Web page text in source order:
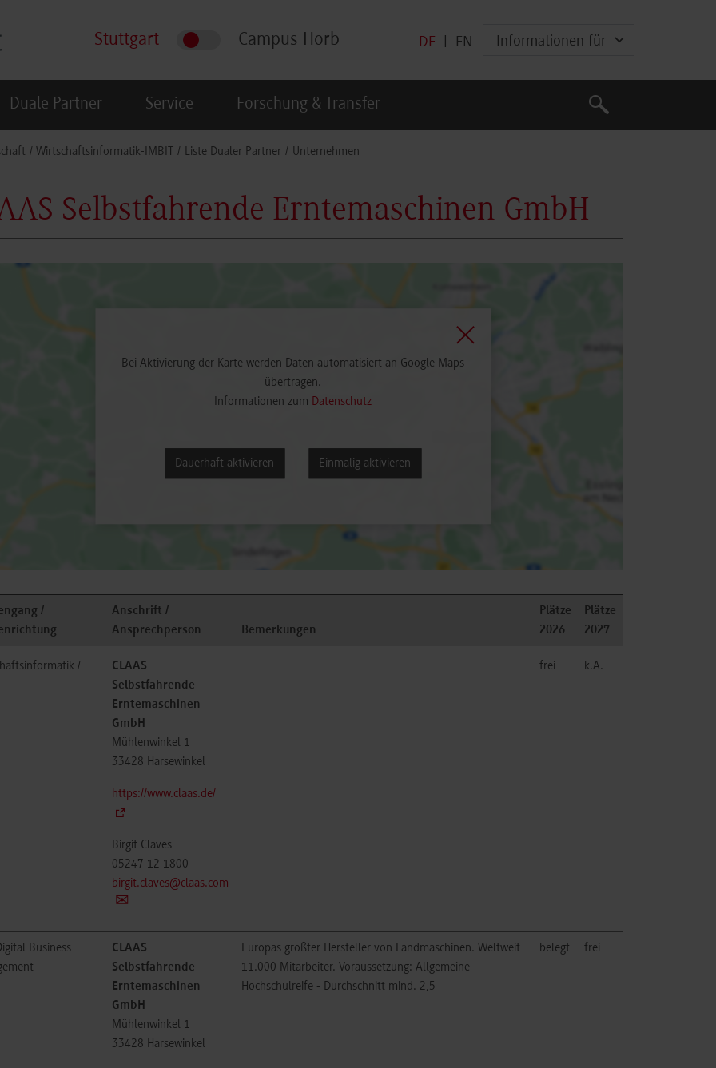
Stuttgart Campus Horb DE EN Informationen für
Duale Partner Service Forschung & Transfer
Suche
Suche
Wirtschaftsinformatik-IMBIT Liste Dualer Partner Unternehmen
Selbstfahrende Erntemaschinen GmbH
Bei Aktivierung der Karte werden Daten automatisiert an Google Maps
übertragen.
Informationen zum Datenschutz
Dauerhaft aktivieren Einmalig aktivieren
/
Anschrift /
Ansprechperson
Bemerkungen
Plätze
2026
Plätze
2027
/
CLAAS
Selbstfahrende
Erntemaschinen
GmbH
Mühlenwinkel 1
33428 Harsewinkel
https://www.claas.de/
Birgit Claves
05247-12-1800
birgit.claves@claas.com
frei k.A.
Business
CLAAS
Selbstfahrende
Erntemaschinen
GmbH
Mühlenwinkel 1
33428 Harsewinkel
Europas größter Hersteller von Landmaschinen. Weltweit
11.000 Mitarbeiter. Voraussetzung: Allgemeine
Hochschulreife - Durchschnitt mind. 2,5
belegt frei